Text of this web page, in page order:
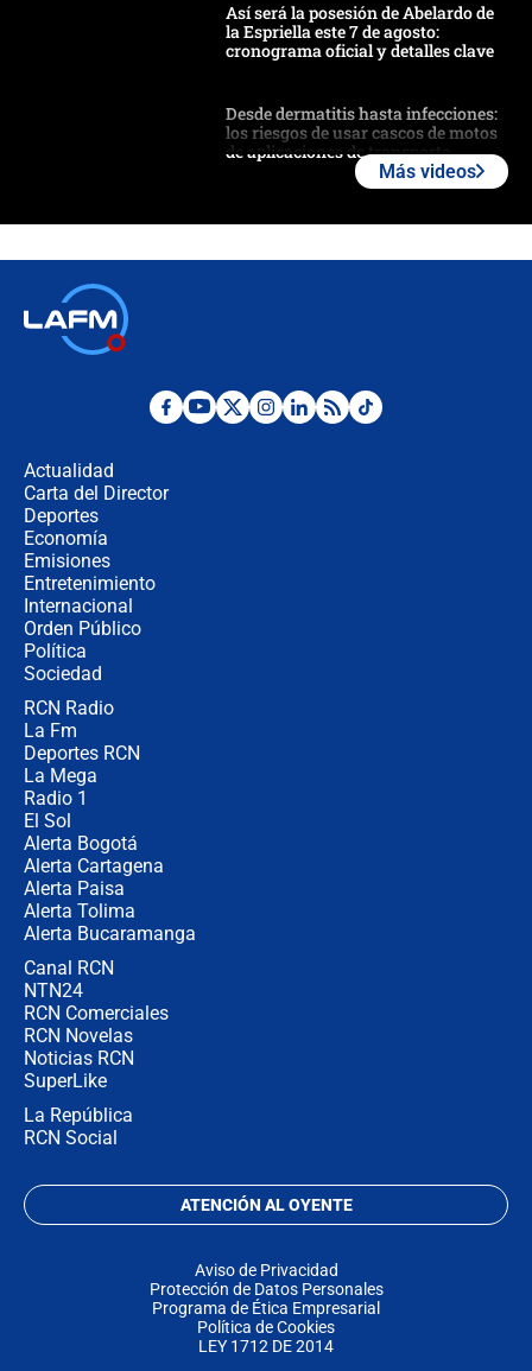
Así será la posesión de Abelardo de
la Espriella este 7 de agosto:
cronograma oficial y detalles clave
Desde dermatitis hasta infecciones:
los riesgos de usar cascos de motos
de aplicaciones de transporte
celular? Requisitos, pasos y
Posesión de Abelardo De La Espriella
Más videos
Actualidad
Carta del Director
Deportes
Economía
Emisiones
Entretenimiento
Internacional
Orden Público
Política
Sociedad
RCN Radio
La Fm
Deportes RCN
La Mega
Radio 1
El Sol
Alerta Bogotá
Alerta Cartagena
Alerta Paisa
Alerta Tolima
Alerta Bucaramanga
Canal RCN
NTN24
RCN Comerciales
RCN Novelas
Noticias RCN
SuperLike
La República
RCN Social
ATENCIÓN AL OYENTE
Aviso de Privacidad
Protección de Datos Personales
Programa de Ética Empresarial
Política de Cookies
LEY 1712 DE 2014